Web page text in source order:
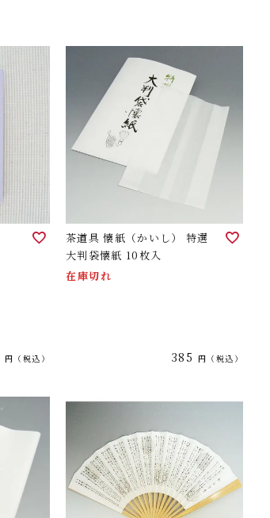
税込
茶道具 懐紙（かいし） 特選
大判袋懐紙 10枚入
在庫切れ
385 税込